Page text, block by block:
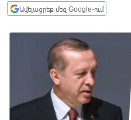
ՊԱՏԵՐԱԶՄԻ 6 ՇԱԲԱԹՆԵՐԸ
ՄԻՋԱԶԳԱՅԻՆ
ՄՇԱԿՈՒՅԹ
ՄԵԿՆԱԲԱՆՈՒԹՅՈՒՆ
Ավելացրեք մեզ Google-ում